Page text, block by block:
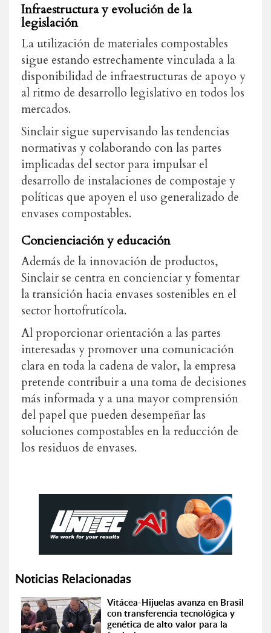
Infraestructura y evolución de la
legislación
La utilización de materiales compostables
sigue estando estrechamente vinculada a la
disponibilidad de infraestructuras de apoyo y
al ritmo de desarrollo legislativo en todos los
mercados.
Sinclair sigue supervisando las tendencias
normativas y colaborando con las partes
implicadas del sector para impulsar el
desarrollo de instalaciones de compostaje y
políticas que apoyen el uso generalizado de
envases compostables.
Concienciación y educación
Además de la innovación de productos,
Sinclair se centra en concienciar yfomentar
latransiciónhacia envases sostenibles en el
sectorhortofrutícola.
Al proporcionar orientación alas partes
interesadas y promover una comunicación
clara entodala cadena de valor, la empresa
pretende contribuir a unatoma de decisiones
más informaday a unamayor comprensión
del papel que pueden desempeñarlas
soluciones compostables enlareducción de
los residuos de envases.
Noticias Relacionadas
Vitácea-Hijuelas avanza en Brasil
con transferencia tecnológica y
genética de alto valor para la